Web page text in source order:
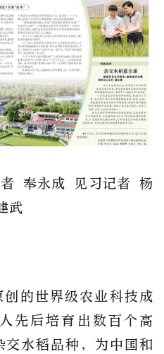
者 奉永成 见习记者 杨
武
的世界级农业科技成
先后培育出数百个高
交水稻品种，为中国和